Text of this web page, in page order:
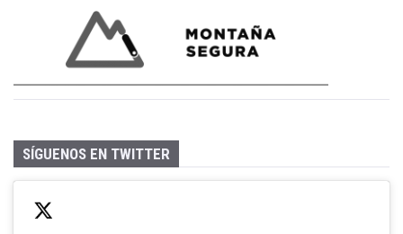
SÍGUENOS EN TWITTER